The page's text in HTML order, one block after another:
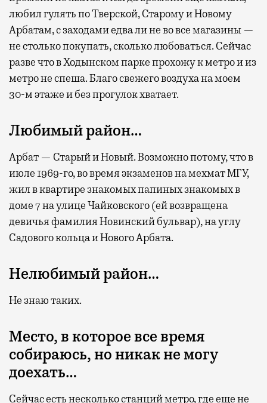
любил гулять по Тверской, Старому и Новому
Арбатам, с заходами едва ли не во все магазины —
не столько покупать, сколько любоваться. Сейчас
разве что в Ходынском парке прохожу к метро и из
метро не спеша. Благо свежего воздуха на моем
30-м этаже и без прогулок хватает.
Любимый район…
Арбат — Старый и Новый. Возможно потому, что в
июле 1969-го, во время экзаменов на мехмат МГУ,
жил в квартире знакомых папиных знакомых в
доме 7 на улице Чайковского (ей возвращена
девичья фамилия Новинский бульвар), на углу
Садового кольца и Нового Арбата.
Нелюбимый район…
Не знаю таких.
Место, в которое все время
собираюсь, но никак не могу
доехать…
Сейчас есть несколько станций метро, где еще не